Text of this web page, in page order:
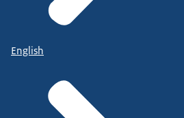
English